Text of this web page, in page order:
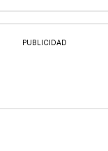
PUBLICIDAD